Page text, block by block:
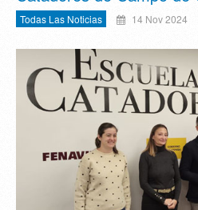
Todas Las Noticias 14 Nov 2024